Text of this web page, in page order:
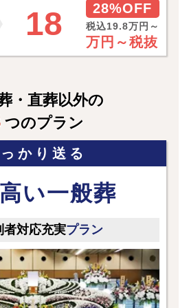
18 28%OFF
税込19.8万円～
万円～税抜
・直葬以外の
つのプラン
かり送る
い一般葬
者対応充実プラン